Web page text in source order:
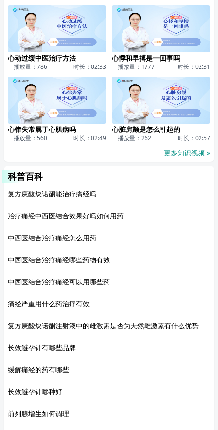
心动过缓中医治疗方法
播放量：786 时长：02:33
心悸和早搏是一回事吗
播放量：1777 时长：02:31
心律失常属于心肌病吗
播放量：560 时长：02:49
心脏房颤是怎么引起的
播放量：262 时长：02:57
更多知识视频 »
科普百科
复方庚酸炔诺酮能治疗痛经吗
治疗痛经中西医结合效果好吗如何用药
中西医结合治疗痛经怎么用药
中西医结合治疗痛经哪些药物有效
中西医结合治疗痛经可以用哪些药
痛经严重用什么药治疗有效
复方庚酸炔诺酮注射液中的雌激素是否为天然雌激素有什么优势
长效避孕针有哪些品牌
缓解痛经的药有哪些
长效避孕针哪种好
前列腺增生如何调理